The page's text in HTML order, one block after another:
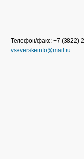
Телефон/факс: +7 (3822)
vseverskeinfo@mail.ru